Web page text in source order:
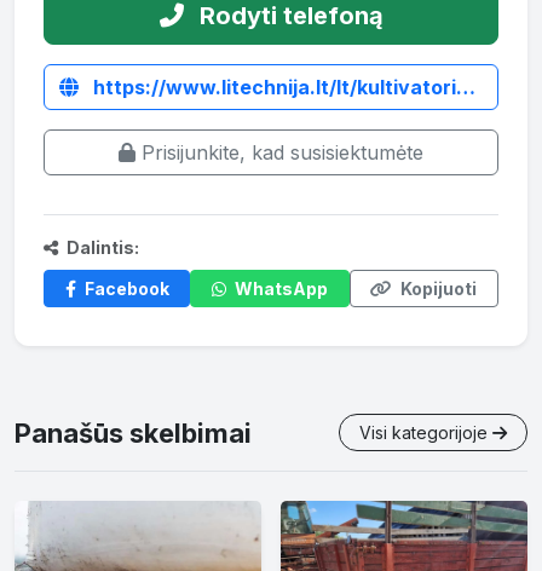
Rodyti telefoną
https://www.litechnija.lt/lt/kultivatoriai/4358-kultivatorius-15m-2-ju-eiliu-su-volu-taret.html
Prisijunkite, kad susisiektumėte
Dalintis:
Facebook
WhatsApp Kopijuoti
Panašūs skelbimai Visi kategorijoje